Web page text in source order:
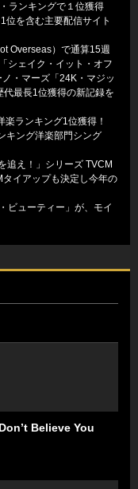
ランキングで１位獲得
位を含む主要配信サイト
Overseas）で通算15週
シェイク・イット・オフ
・マーズ「24K・マジッ
最長1位獲得の新記録を
ランキング1位獲得！
キング洋楽部門シング
追え！」シリーズ TVCM
イアップも決定し今年の
ビューティー」が、モイ
Believe You